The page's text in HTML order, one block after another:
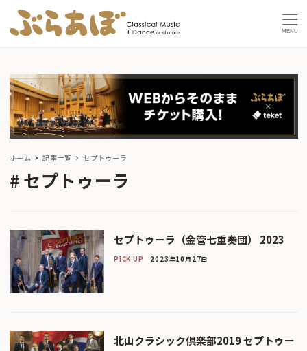
MENU
ホーム 記事一覧 セプトゥーラ
セプトゥーラ
セプトゥーラ（金管七重奏団） 2023
PICK UP 2023年10月27日
北山クラシック倶楽部2019 セプトゥー